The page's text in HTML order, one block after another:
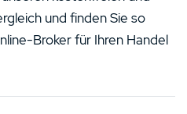
und finden Sie so
Broker für Ihren Handel